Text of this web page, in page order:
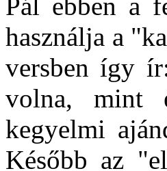
használja a
versben így
volna, mint
kegyelmi
Később az